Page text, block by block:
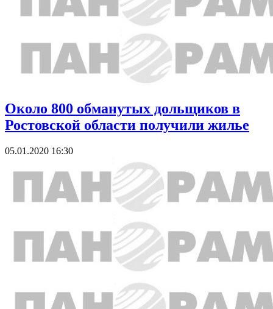
Около 800 обманутых дольщиков в
Ростовской области получили жилье
05.01.2020 16:30